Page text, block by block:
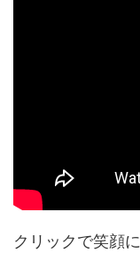
クリックで笑顔